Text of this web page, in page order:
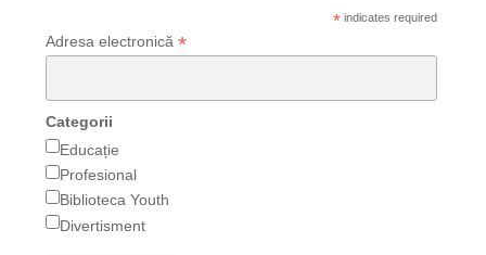
*indicates required
Adresa electronică *
Categorii
Educație
Profesional
Biblioteca Youth
Divertisment